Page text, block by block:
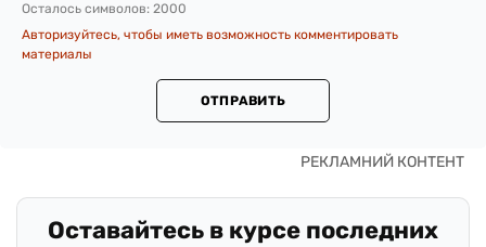
Осталось символов: 2000
Авторизуйтесь, чтобы иметь возможность комментировать
материалы
ОТПРАВИТЬ
Оставайтесь в курсе последних